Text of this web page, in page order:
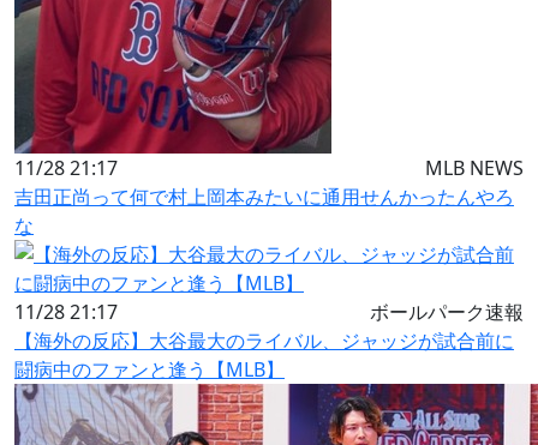
11/28 21:17
MLB NEWS
吉田正尚って何で村上岡本みたいに通用せんかったんやろ
な
11/28 21:17
ボールパーク速報
【海外の反応】大谷最大のライバル、ジャッジが試合前に
闘病中のファンと逢う【MLB】